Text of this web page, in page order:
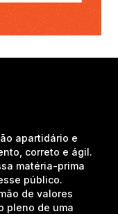
apartidário e
correto e ágil.
matéria-prima
público.
de valores
pleno de uma